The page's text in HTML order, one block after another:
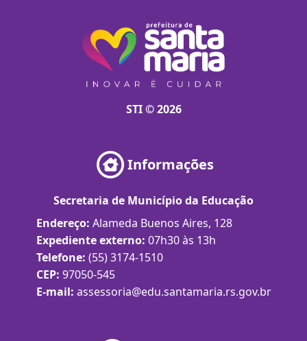
STI © 2026
Informações
Secretaria de Município da Educação
Endereço: Alameda Buenos Aires, 128
Expediente externo: 07h30 às 13h
Telefone: (55) 3174-1510
CEP: 97050-545
E-mail: assessoria@edu.santamaria.rs.gov.br